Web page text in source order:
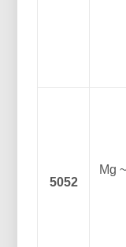
5052
Mg